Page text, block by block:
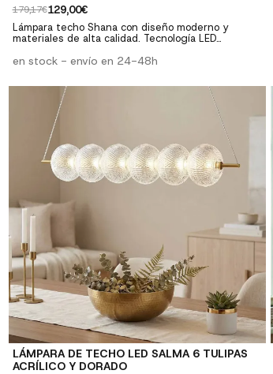
179,17€129,00€
Lámpara techo Shana con diseño moderno y
materiales de alta calidad. Tecnología LED
dormitorios. ✓ Diseño moderno: Estilo
Materiales resistentes y duraderos ✓ Fácil
instalación: Incluye instrucciones y herrajes
en stock - envío en 24-48h
LÁMPARA DE TECHO LED SALMA 6 TULIPAS
ACRÍLICO Y DORADO